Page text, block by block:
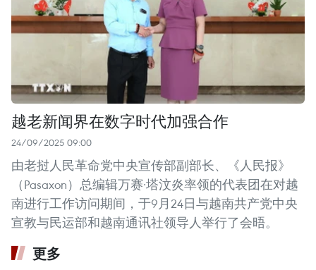
越老新闻界在数字时代加强合作
24/09/2025 09:00
由老挝人民革命党中央宣传部副部长、《人民报》
（Pasaxon）总编辑万赛·塔汶炎率领的代表团在对越
南进行工作访问期间，于9月24日与越南共产党中央
宣教与民运部和越南通讯社领导人举行了会晤。
更多